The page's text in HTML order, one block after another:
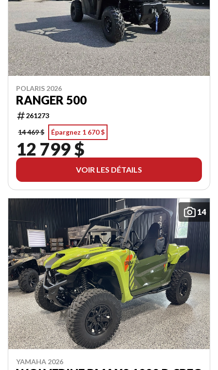
POLARIS 2026
RANGER 500
261273
14 469 $
Épargnez 1 670 $
12 799 $
VOIR LES DÉTAILS
14
YAMAHA 2026